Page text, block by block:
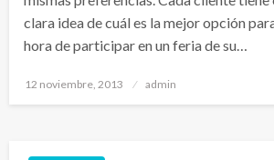
clara idea de cuál es la mejor opción
hora de participar en un feria de su…
Publicado
12 noviembre, 2013 admin